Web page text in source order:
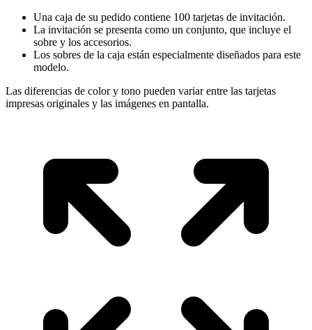
Una caja de su pedido contiene 100 tarjetas de invitación.
La invitación se presenta como un conjunto, que incluye el
sobre y los accesorios.
Los sobres de la caja están especialmente diseñados para este
modelo.
Las diferencias de color y tono pueden variar entre las tarjetas
impresas originales y las imágenes en pantalla.